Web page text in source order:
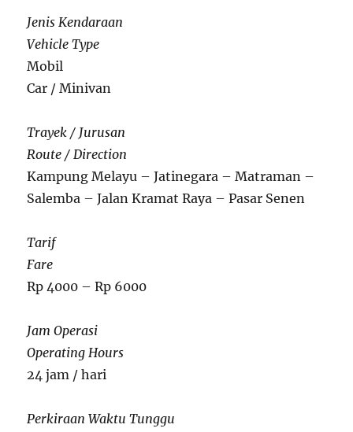
Jenis Kendaraan
Vehicle Type
Mobil
Car / Minivan
Trayek / Jurusan
Route / Direction
Kampung Melayu – Jatinegara – Matraman –
Salemba – Jalan Kramat Raya – Pasar Senen
Tarif
Fare
Rp 4000 – Rp 6000
Jam Operasi
Operating Hours
24 jam / hari
Perkiraan Waktu Tunggu